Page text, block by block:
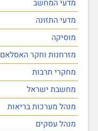
מדעי המחשב
מדעי התזונה
מוסיקה
מזרחנות וחקר האסלאם
מחקרי תרבות
מחשבת ישראל
מנהל מערכות בריאות
מנהל עסקים